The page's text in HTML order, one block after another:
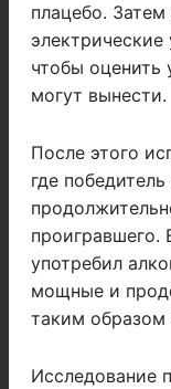
плацебо.
чтобы оценить
могут вынести.
После этого
где
проигравшего.
употребил
мощные и
таким образом
Исследование